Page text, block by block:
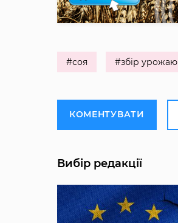
#соя #збір урожаю
КОМЕНТУВАТИ
Вибір редакції